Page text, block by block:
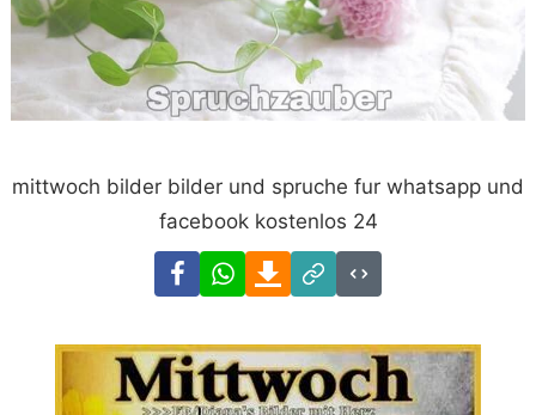
mittwoch bilder bilder und spruche fur whatsapp und
facebook kostenlos 24
FacebookWhatsAppDownload
Link
Code